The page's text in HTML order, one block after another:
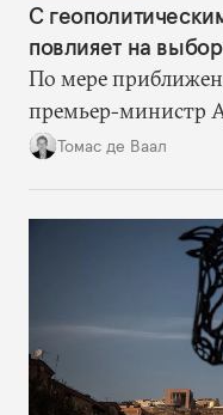
С
повлияет на
По мере
премьер-министр
большим
Пашиняну
и соседних стран.
Томас де Ваал